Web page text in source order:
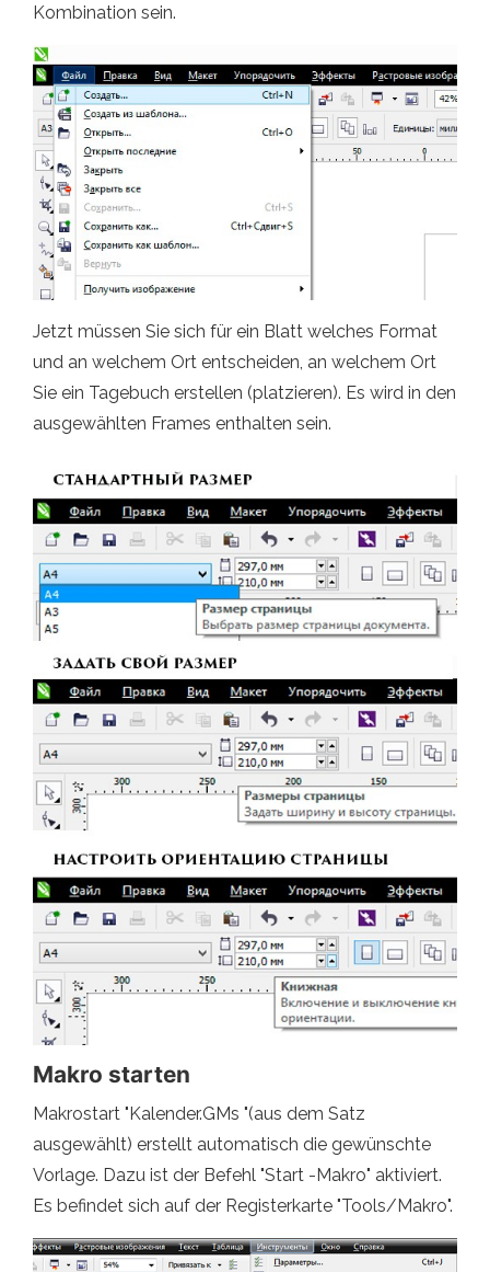
Kombination sein.
Jetzt müssen Sie sich für ein Blatt welches Format
und an welchem ​​Ort entscheiden, an welchem ​​Ort
Sie ein Tagebuch erstellen (platzieren). Es wird in den
ausgewählten Frames enthalten sein.
Makro starten
Makrostart "Kalender.GMs "(aus dem Satz
ausgewählt) erstellt automatisch die gewünschte
Vorlage. Dazu ist der Befehl "Start -Makro" aktiviert.
Es befindet sich auf der Registerkarte "Tools/Makro".